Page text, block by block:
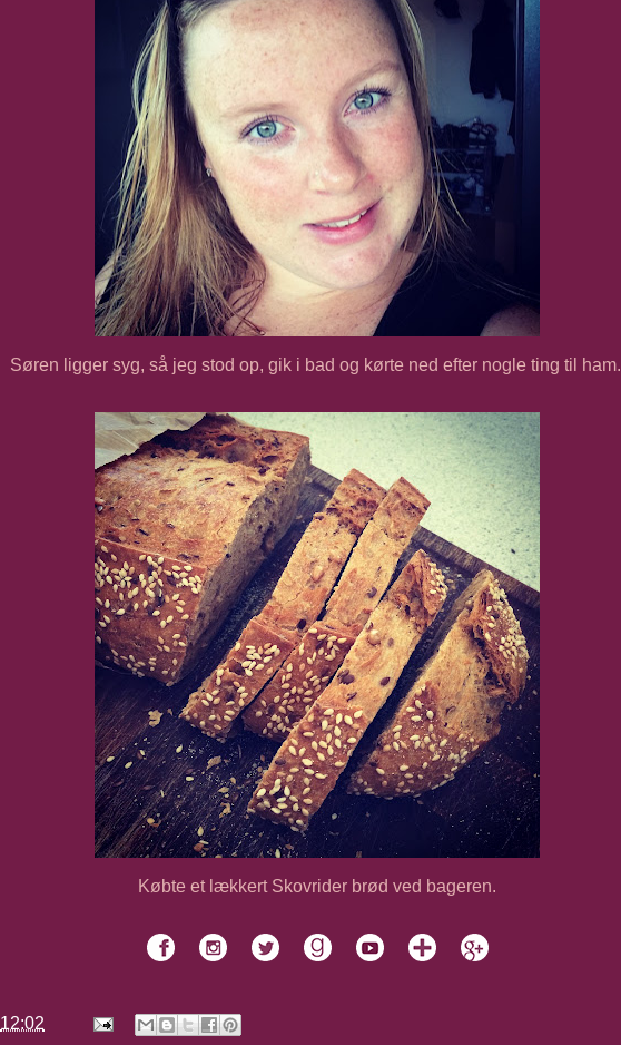
Søren ligger syg, så jeg stod op, gik i bad og kørte ned efter nogle ting til ham.
Købte et lækkert Skovrider brød ved bageren.
12:02